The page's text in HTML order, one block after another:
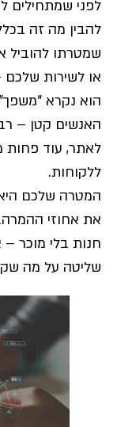
לפני שמתחילים
להבין מה זה
שמטרתו להוביל
או לשירות
הוא נקרא
האנשים קטן –
לאתר, עוד פחות
ללקוחות.
המטרה שלכם
את אחוזי
חנות בלי מוכר –
שליטה על מה